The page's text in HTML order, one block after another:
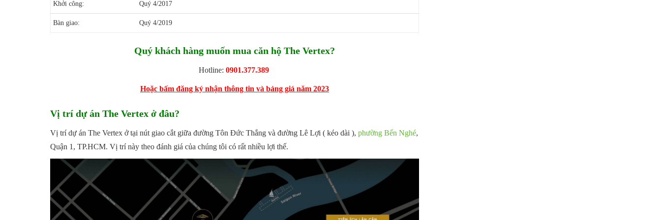
Khởi công: Quý 4/2017
Bàn giao: Quý 4/2019
Quý khách hàng muốn mua căn hộ The Vertex?
Hotline: 0901.377.389
Hoặc bấm đăng ký nhận thông tin và bảng giá năm 2023
Vị trí dự án The Vertex ở đâu?
Vị trí dự án The Vertex ở tại nút giao cắt giữa đường Tôn Đức Thắng và đường Lê Lợi ( kéo dài ), phường Bến Nghé,
Quận 1, TP.HCM. Vị trí này theo đánh giá của chúng tôi có rất nhiều lợi thế.